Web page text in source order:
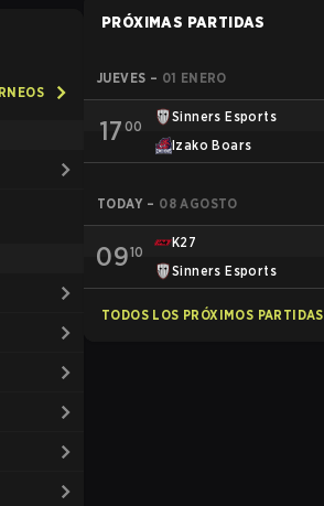
PRÓXIMAS PARTIDAS
JUEVES – 01 ENERO
17 00
Sinners Esports
Izako Boars
TODAY – 08 AGOSTO
0910
K27
Sinners Esports
TODOS LOS PRÓXIMOS PARTIDAS